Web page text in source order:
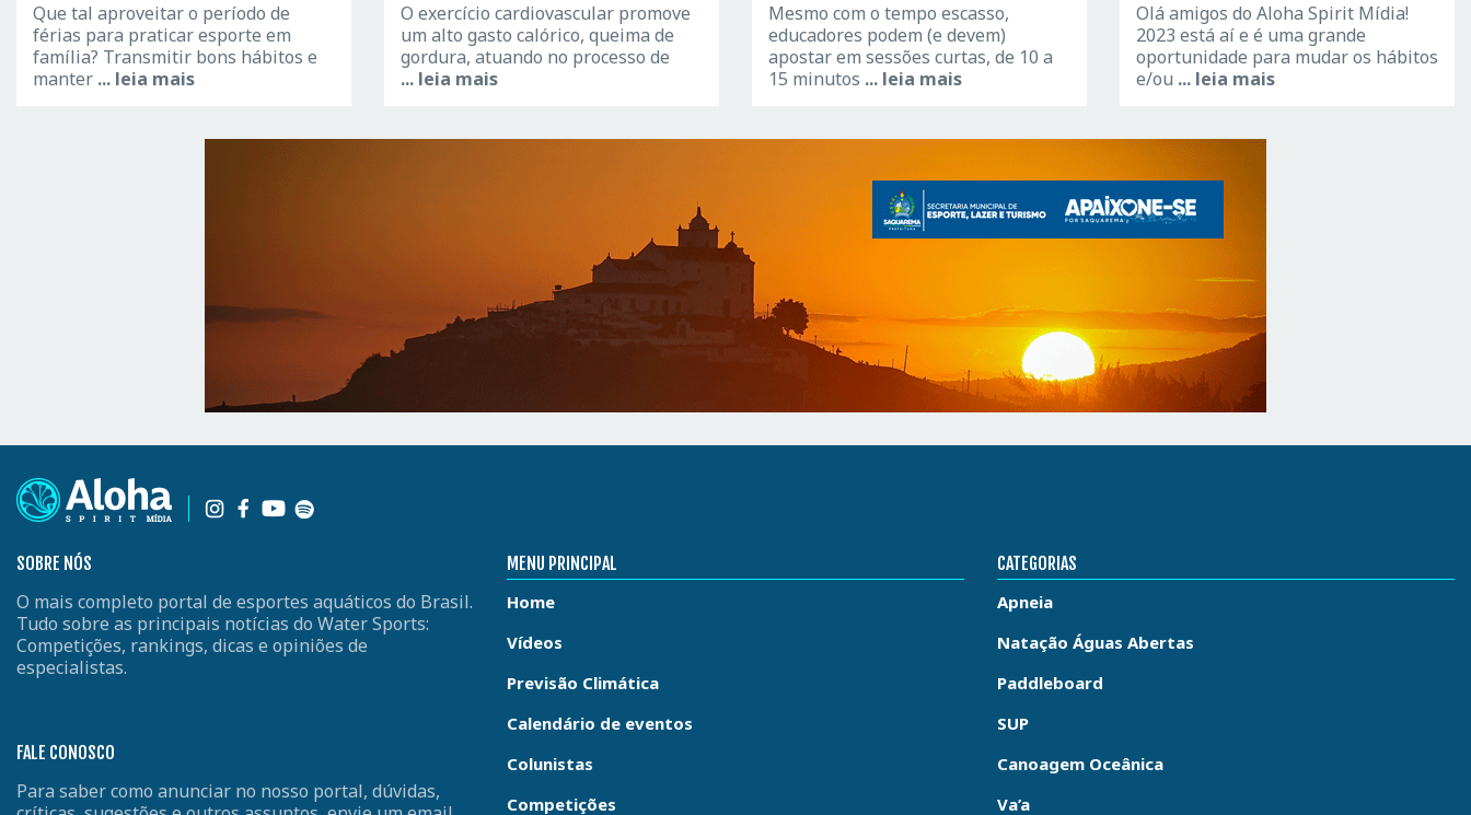
Que tal aproveitar o período de
férias para praticar esporte em
família? Transmitir bons hábitos e
manter ... leia mais
O exercício cardiovascular promove
um alto gasto calórico, queima de
gordura, atuando no processo de
... leia mais
Mesmo com o tempo escasso,
educadores podem (e devem)
apostar em sessões curtas, de 10 a
15 minutos ... leia mais
Olá amigos do Aloha Spirit Mídia!
2023 está aí e é uma grande
oportunidade para mudar os hábitos
e/ou ... leia mais
SOBRE NÓS
O mais completo portal de esportes aquáticos do Brasil.
Tudo sobre as principais notícias do Water Sports:
Competições, rankings, dicas e opiniões de
especialistas.
FALE CONOSCO
Para saber como anunciar no nosso portal, dúvidas,
MENU PRINCIPAL
Home
Vídeos
Previsão Climática
Calendário de eventos
Colunistas
Competições
CATEGORIAS
Apneia
Natação Águas Abertas
Paddleboard
SUP
Canoagem Oceânica
Va’a